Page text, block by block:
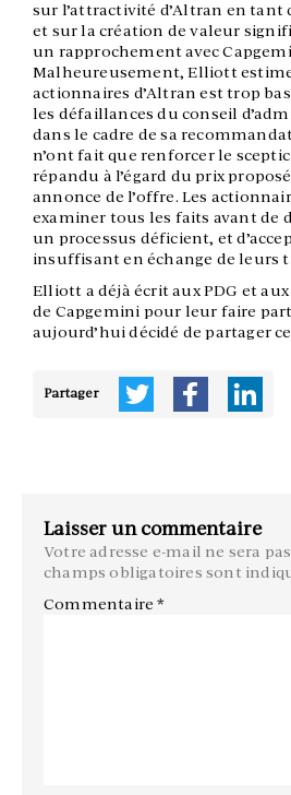
sur l’attractivité d’Altran en tant
et sur la création de valeur
un rapprochement avec
Malheureusement, Elliott
actionnaires d’Altran est trop
les défaillances du conseil
dans le cadre de sa
n’ont fait que renforcer le
répandu à l’égard du prix
annonce de l’offre. Les
examiner tous les faits avant de
un processus déficient, et
insuffisant en échange de leurs
Elliott a déjà écrit aux PDG et
de Capgemini pour leur faire
aujourd’hui décidé de partager
Partager
Laisser un commentaire
Votre adresse e-mail ne sera
champs obligatoires sont
Commentaire*